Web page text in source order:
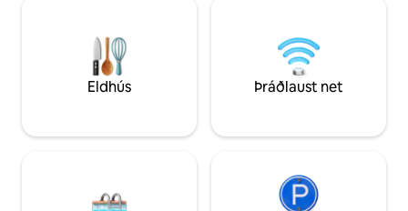
alla litlu
eftirminnilega.
einstöku fríi í
njóttu
Eldhús Þráðlaust net